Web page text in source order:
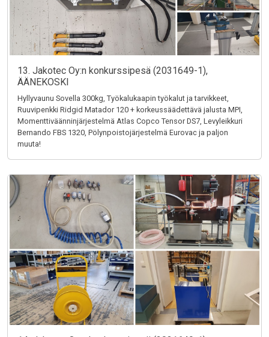
13. Jakotec Oy:n konkurssipesä (2031649-1),
ÄÄNEKOSKI
Hyllyvaunu Sovella 300kg, Työkalukaapin työkalut ja tarvikkeet,
Ruuvipenkki Ridgid Matador 120 + korkeussäädettävä jalusta MPI,
Momenttiväänninjärjestelmä Atlas Copco Tensor DS7, Levyleikkuri
Bernando FBS 1320, Pölynpoistojärjestelmä Eurovac ja paljon
muuta!